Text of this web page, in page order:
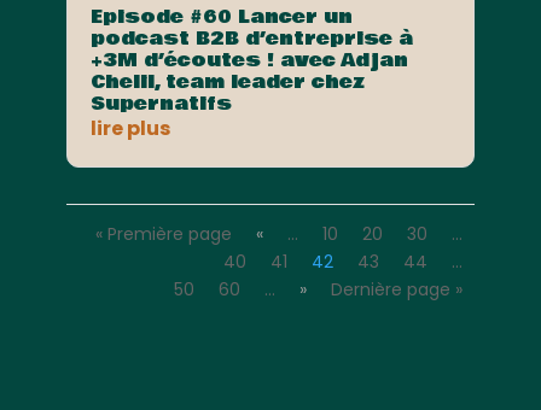
Episode #60 Lancer un
podcast B2B d’entreprise à
+3M d’écoutes ! avec Adjan
Chelil, team leader chez
Supernatifs
lire plus
« Première page « … 10 20 30
…
40
41 42 43 44
…
50
60 … » Dernière page »